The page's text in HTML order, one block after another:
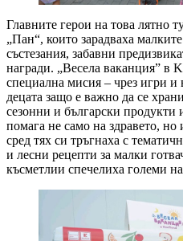
Главните герои на това лятно
„Пан“, които зарадваха
състезания, забавни
награди. „Весела ваканция” в
специална мисия – чрез игри
децата защо е важно да се
сезонни и български продукти
помага не само на здравето,
сред тях си тръгнаха с
и лесни рецепти за малки
късметлии спечелиха големи